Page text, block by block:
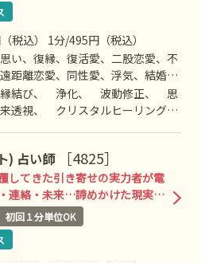
税込） 1分/495円（税込）
い、復縁、復活愛、二股恋愛、不
距離恋愛、同性愛、浮気、結婚、
、家庭/家族問題、親子、育児、
っ越し、仕事全般、適職、経営、
結び、 浄化、 波動修正、 思
透視、 クリスタルヒーリング、
) 占い師 ［4825］
してきた引き寄せの実力者が電
連絡・未来…諦めかけた現実に
きた引き寄せの実力者が、次な
む。
初回１分単位OK